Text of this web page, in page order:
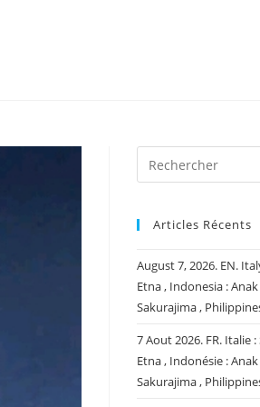
Articles Récents
August 7, 2026. EN.
Etna , Indonesia :
Sakurajima ,
7 Aout 2026. FR. Italie
Etna , Indonésie :
Sakurajima ,